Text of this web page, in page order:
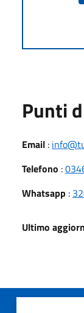
Punti
Email :
Telefono :
Whatsapp :
Ultimo